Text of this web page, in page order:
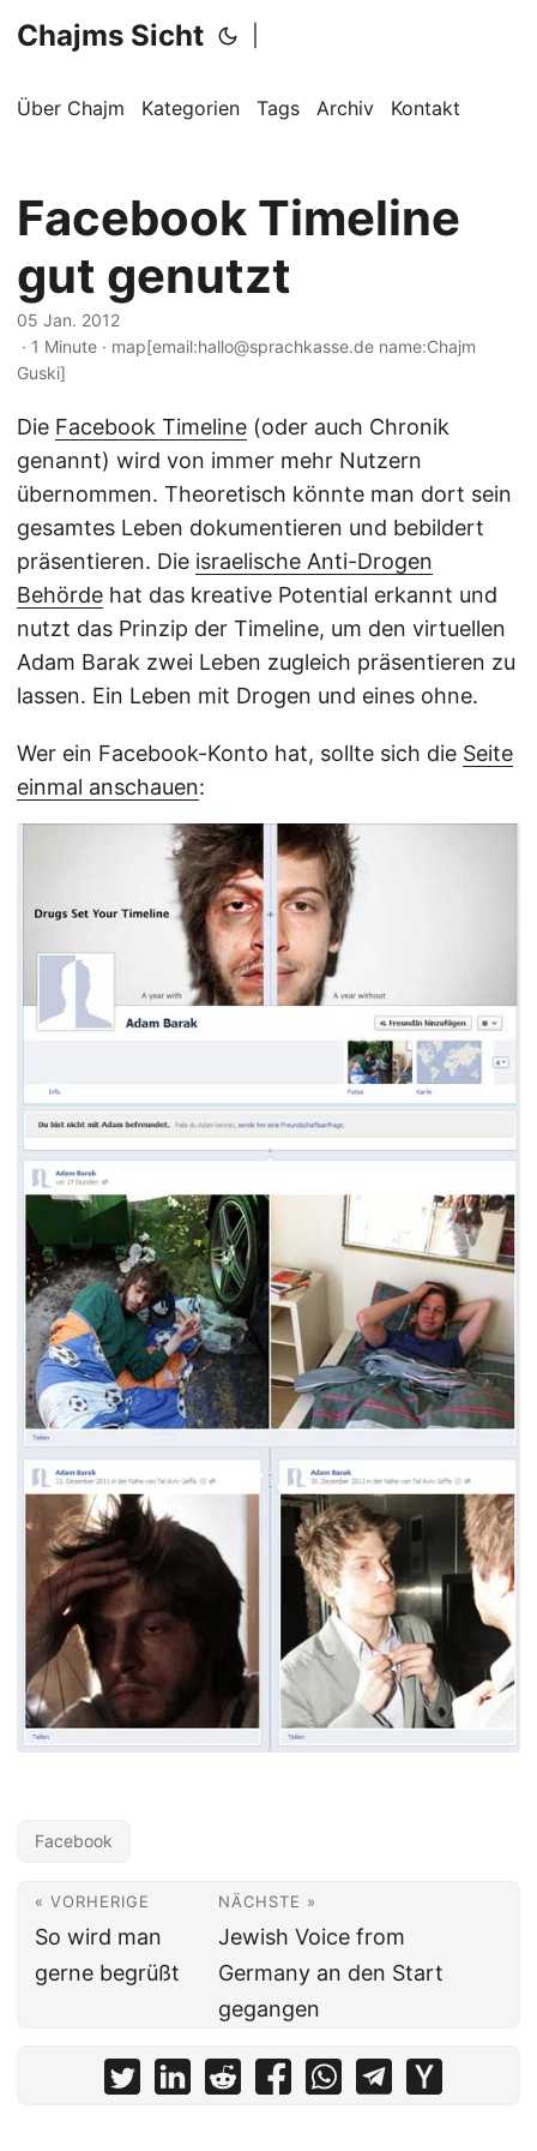
Chajms Sicht
Über Chajm Kategorien Tags Archiv Kontakt
Facebook Timeline
gut genutzt
05 Jan. 2012
· 1 Minute · map[email:hallo@sprachkasse.de name:Chajm
Guski]
Die Facebook Timeline (oder auch Chronik
genannt) wird von immer mehr Nutzern
übernommen. Theoretisch könnte man dort sein
gesamtes Leben dokumentieren und bebildert
präsentieren. Die israelische Anti-Drogen
Behörde hat das kreative Potential erkannt und
nutzt das Prinzip der Timeline, um den virtuellen
Adam Barak zwei Leben zugleich präsentieren zu
lassen. Ein Leben mit Drogen und eines ohne.
Wer ein Facebook-Konto hat, sollte sich die Seite
einmal anschauen:
Facebook
« VORHERIGE
So wird man
gerne begrüßt
NÄCHSTE »
Jewish Voice from
Germany an den Start
gegangen